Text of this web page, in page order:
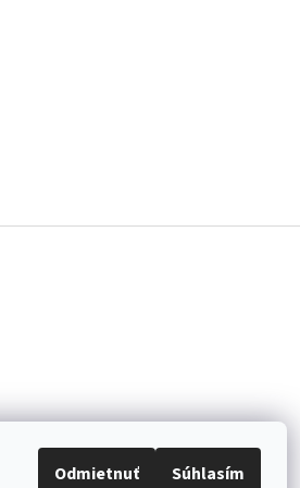
Odmietnuť Súhlasím